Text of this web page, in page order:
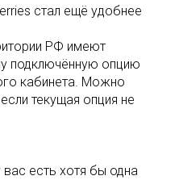
стал ещё удобнее
РФ имеют
подключённую опцию
кабинета. Можно
текущая опция не
вас есть хотя бы одна